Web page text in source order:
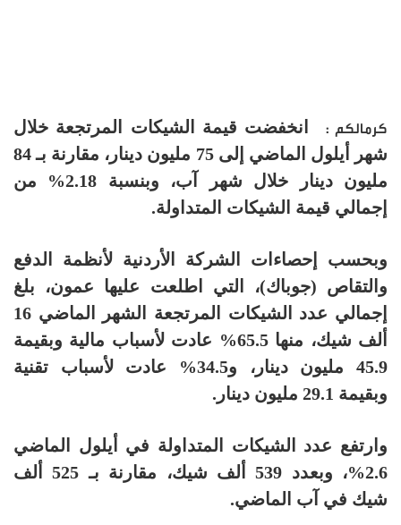
كرمالكم :
انخفضت قيمة الشيكات المرتجعة خلال
شهر أيلول الماضي إلى 75 مليون دينار، مقارنة بـ 84
مليون دينار خلال شهر آب، وبنسبة 2.18% من
إجمالي قيمة الشيكات المتداولة.
وبحسب إحصاءات الشركة الأردنية لأنظمة الدفع
والتقاص (جوباك)، التي اطلعت عليها عمون، بلغ
إجمالي عدد الشيكات المرتجعة الشهر الماضي 16
ألف شيك، منها 65.5% عادت لأسباب مالية وبقيمة
45.9 مليون دينار، و34.5% عادت لأسباب تقنية
وبقيمة 29.1 مليون دينار.
وارتفع عدد الشيكات المتداولة في أيلول الماضي
2.6%، وبعدد 539 ألف شيك، مقارنة بـ 525 ألف
شيك في آب الماضي.